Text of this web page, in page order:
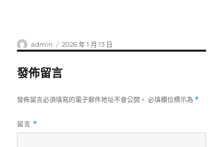
作
者
admin
發
佈
2026 年 1 月 13 日
發佈留言
發佈留言必須填寫的電子郵件地址不會公開。 必填欄位標示為 *
留言 *